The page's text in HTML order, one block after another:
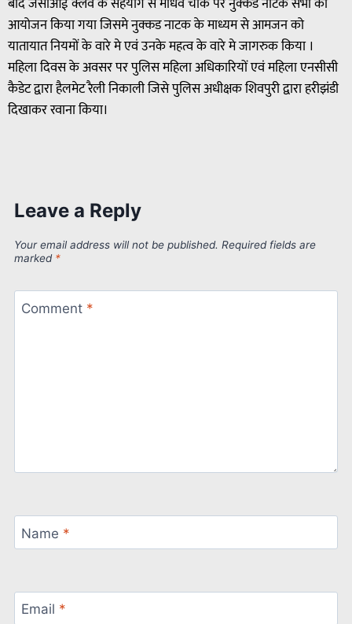
आयोजन किया गया जिसमे नुक्कड नाटक के माध्यम से आमजन को
यातायात नियमों के वारे मे एवं उनके महत्व के वारे मे जागरुक किया ।
महिला दिवस के अवसर पर पुलिस महिला अधिकारियों एवं महिला एनसीसी
कैडेट द्वारा हैलमेट रैली निकाली जिसे पुलिस अधीक्षक शिवपुरी द्वारा हरीझंडी
दिखाकर रवाना किया।
Leave a Reply
Your email address will not be published. Required fields are
marked *
Comment *
Name *
Email *